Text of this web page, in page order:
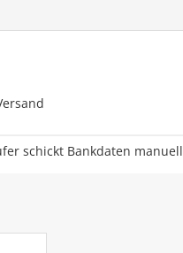
schickt Bankdaten manuell